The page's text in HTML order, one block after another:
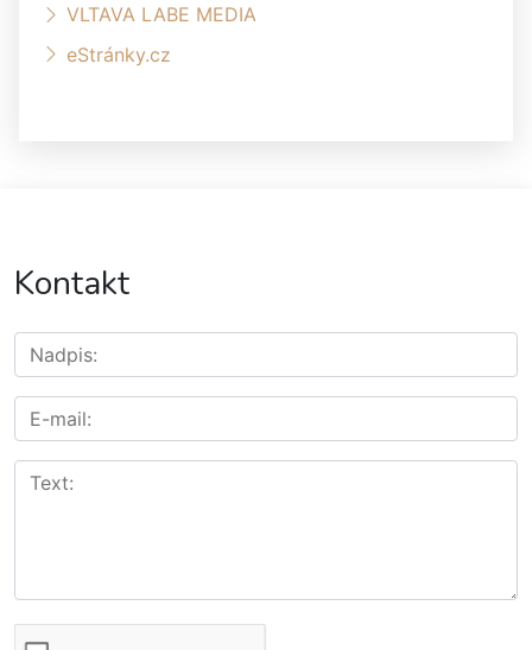
VLTAVA LABE MEDIA
eStránky.cz
Kontakt